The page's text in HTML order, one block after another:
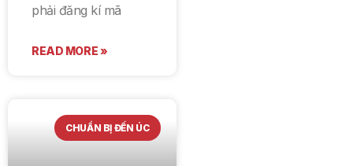
phải đăng kí mã
READ MORE »
CHUẨN BỊ ĐẾN ÚC